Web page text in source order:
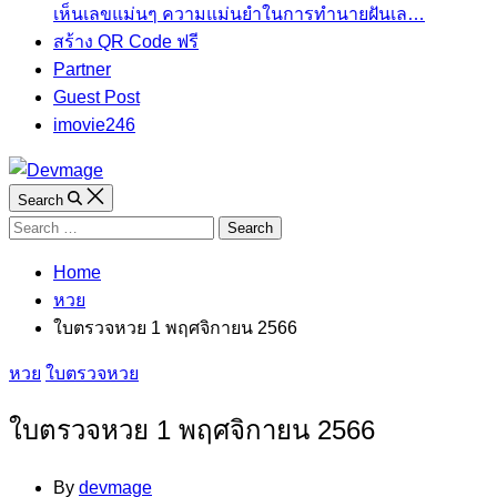
เห็นเลขแม่นๆ ความแม่นยำในการทํานายฝันเล…
สร้าง QR Code ฟรี
Partner
Guest Post
imovie246
Search
Search
Home
หวย
ใบตรวจหวย 1 พฤศจิกายน 2566
Categories
หวย ใบตรวจหวย
ใบตรวจหวย 1 พฤศจิกายน 2566
By devmage